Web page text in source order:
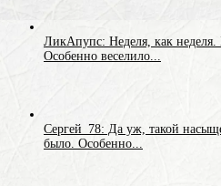
ЛикАпупс: Неделя, как неделя.
Особенно веселило...
Сергей_78: Да уж, такой
было. Особенно...